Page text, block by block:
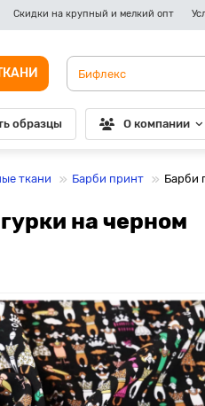
Скидки на крупный и мелкий опт
образцы О компании
ткани Барби принт Барби
на черном